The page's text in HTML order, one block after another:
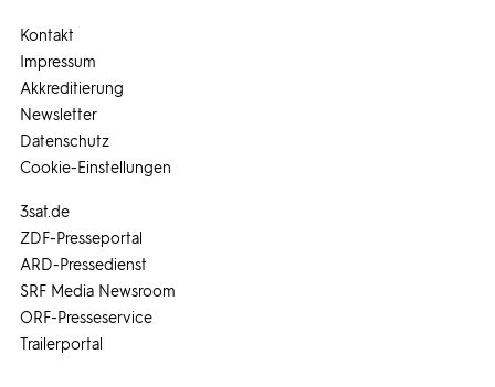
3sat.de
ZDF-Presseportal
ARD-Pressedienst
SRF Media Newsroom
ORF-Presseservice
Trailerportal
Kontakt
Impressum
Akkreditierung
Newsletter
Datenschutz
Cookie-Einstellungen